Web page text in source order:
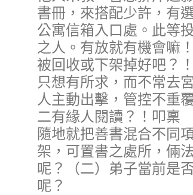
書冊，來搭配少許，有
公寓信箱入口處。此等
之人。有放就有機會嘛
被回收或下架掉好吧？
只想有所求，而不常去
人主動出擊，管控不重
二有緣人閱讀？！叩稟
隨地就把善書混合不同
架，可置書之處所，倆
呢？（二）弟子當前是
呢？